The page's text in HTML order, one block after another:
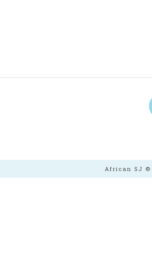
African SJ ©